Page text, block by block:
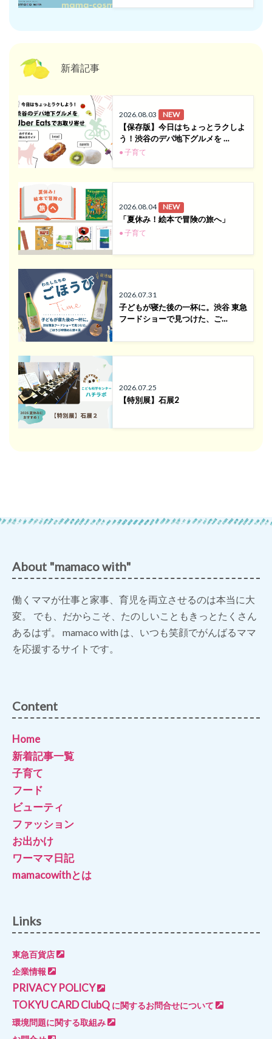
新着記事
2026.08.03 NEW
【保存版】今日はちょっとラクしよ
う！渋谷のデパ地下グルメを …
● 子育て
2026.08.04 NEW
「夏休み！絵本で冒険の旅へ」
● 子育て
2026.07.31
子どもが寝た後の一杯に。渋谷 東急
フードショーで見つけた、ご…
2026.07.25
【特別展】石展2
About "mamaco with"
働くママが仕事と家事、育児を両立させるのは本当に大
変。 でも、だからこそ、たのしいこともきっとたくさん
あるはず。 mamaco with は、いつも笑顔でがんばるママ
を応援するサイトです。
Content
Home
新着記事一覧
子育て
フード
ビューティ
ファッション
お出かけ
ワーママ日記
mamacowithとは
Links
東急百貨店
企業情報
PRIVACY POLICY
TOKYU CARD ClubQ に関するお問合せについて
環境問題に関する取組み